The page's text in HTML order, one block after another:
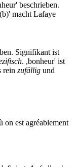
beschrieben.
macht Lafaye
Signifikant ist
. ,bonheur' ist
rein zufällig und
on est agréablement